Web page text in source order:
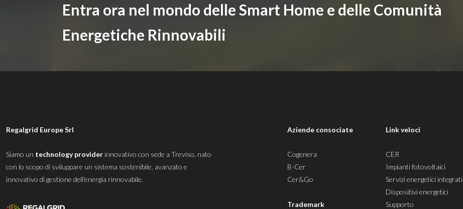
Entra ora nel mondo delle Smart Home e delle Comunità
Energetiche Rinnovabili
Regalgrid Europe Srl
Siamo un technology provider innovativo con sede a Treviso, nato
con lo scopo di sviluppare un sistema sostenibile, avanzato e
innovativo di gestione dell’energia rinnovabile.
Aziende consociate
Cogenera
B-Cer
Cer&Go
Trademark
Link veloci
CER
Impianti fotovoltaici
Servizi energetici integrati
Dispositivi energetici
Supporto